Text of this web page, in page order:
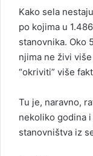
Kako sela
po kojima u
stanovnika. Oko
njima ne živi
“okriviti” više
Tu je, naravno,
nekoliko godina
stanovništva iz